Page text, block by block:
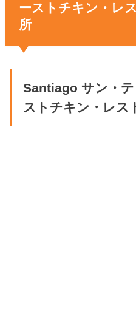
ーストチキン・レ
所
Santiago サン・
ストチキン・レス